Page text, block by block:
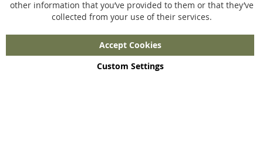
Merchandise
other information that you’ve provided to them or that they’ve
collected from your use of their services.
Accept Cookies
Custom Settings